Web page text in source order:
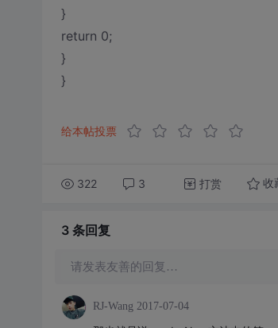
}
return 0;
}
}
给本帖投票
322 3 打赏 收
3 条回复
请发表友善的回复…
RJ-Wang 2017-07-04